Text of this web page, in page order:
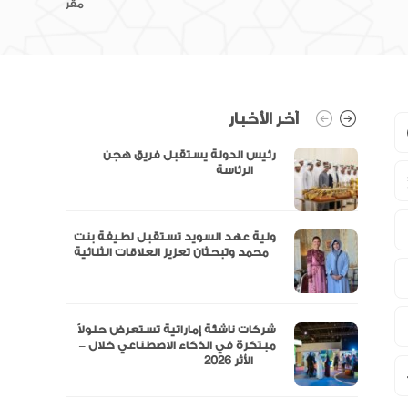
مقر
آخر الأخبار
رئيس الدولة يستقبل فريق هجن
ولية عهد السويد تستقبل لطيفة بنت
شركات ناشئة إماراتية تستعرض حلولاً
مبتكرة في الذكاء الاصطناعي خلال –